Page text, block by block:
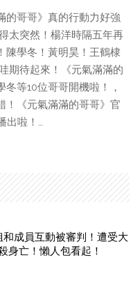
的哥哥》真的行動力好強
太突然！楊洋時隔五年再
陳學冬！黃明昊！王鶴棣
期待起來！《元氣滿滿的
等10位哥哥開機啦！，
！《元氣滿滿的哥哥》官
出啦！…
和成員互動被審判！遭受大
身亡！懶人包看起！